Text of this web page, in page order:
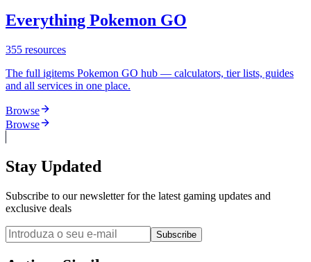
Everything Pokemon GO
355 resources
The full igitems Pokemon GO hub — calculators, tier lists, guides
and all services in one place.
Browse
Browse
Stay Updated
Subscribe to our newsletter for the latest gaming updates and
exclusive deals
Subscribe